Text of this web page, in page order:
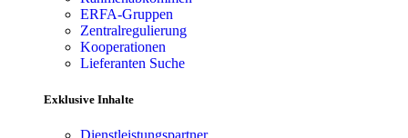
ERFA-Gruppen
Zentralregulierung
Kooperationen
Lieferanten Suche
Exklusive Inhalte
Dienstleistungspartner